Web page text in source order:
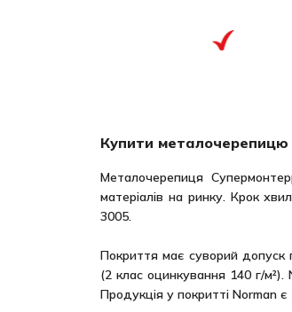
Купити металочерепицю
Металочерепиця
матеріалів на ринку. Крок
3005.
Покриття має суворий допуск
(2 клас оцинкування 140 г/м²).
Продукція у покритті Norman